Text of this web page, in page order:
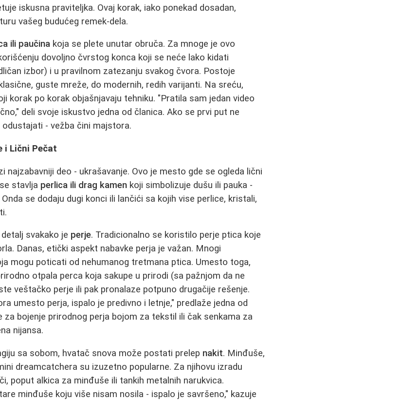
iskusna praviteljka. Ovaj korak, iako ponekad dosadan,
vašeg budućeg remek-dela.
ili paučina koja se plete unutar obruča. Za mnoge je ovo
dovoljno čvrstog konca koji se neće lako kidati
izbor) i u pravilnom zatezanju svakog čvora. Postoje
guste mreže, do modernih, redih varijanti. Na sreću,
korak po korak objašnjavaju tehniku. "Pratila sam jedan video
deli svoje iskustvo jedna od članica. Ako se prvi put ne
- vežba čini majstora.
i Lični Pečat
najzabavniji deo - ukrašavanje. Ovo je mesto gde se ogleda lični
stavlja perlica ili drag kamen koji simbolizuje dušu ili pauka -
se dodaju dugi konci ili lančići sa kojih vise perlice, kristali,
svakako je perje. Tradicionalno se koristilo perje ptica koje
Danas, etički aspekt nabavke perja je važan. Mnogi
mogu poticati od nehumanog tretmana ptica. Umesto toga,
otpala perca koja sakupe u prirodi (sa pažnjom da ne
veštačko perje ili pak pronalaze potpuno drugačije rešenje.
umesto perja, ispalo je predivno i letnje," predlaže jedna od
za bojenje prirodnog perja bojom za tekstil ili čak senkama za
nijansa.
sa sobom, hvatač snova može postati prelep nakit. Minđuše,
dreamcatchera su izuzetno popularne. Za njihovu izradu
poput alkica za minđuše ili tankih metalnih narukvica.
minđuše koju više nisam nosila - ispalo je savršeno," kazuje